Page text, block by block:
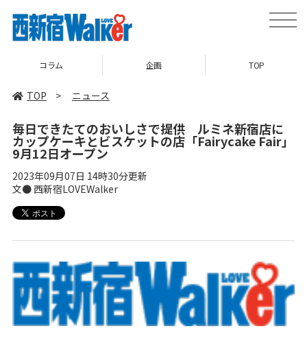
toggle
コラム 企画 TOP
TOP > ニュース
毎日できたてのおいしさで提供 ルミネ新宿店に
カップケーキとビスケットの店「Fairycake Fair」
9月12日オープン
2023年09月07日 14時30分更新
文● 西新宿LOVEWalker